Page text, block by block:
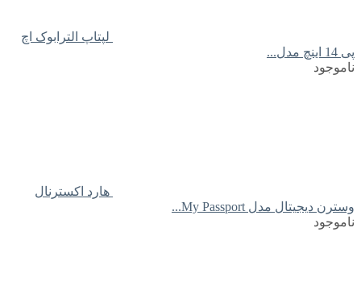
لپتاپ الترابوک اچ
پی 14 اینچ مدل...
ناموجود
هارد اکسترنال
وسترن دیجیتال مدل My Passport...
ناموجود